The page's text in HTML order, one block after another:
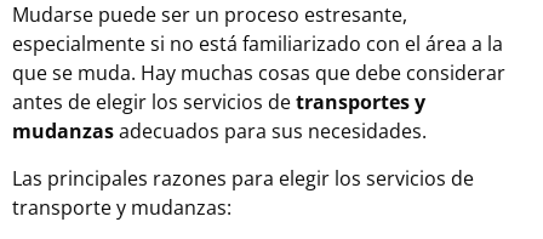
Mudarse puede ser un proceso estresante,
especialmente si no está familiarizado con el área a la
que se muda. Hay muchas cosas que debe considerar
antes de elegir los servicios detransportes y
mudanzasadecuados para sus necesidades.
Las principales razones para elegir los servicios de
transporte y mudanzas: